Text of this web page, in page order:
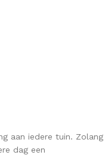
aan iedere tuin. Zolang
dag een